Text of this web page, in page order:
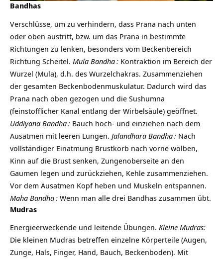
Bandhas
Verschlüsse, um zu verhindern, dass Prana nach unten
oder oben austritt, bzw. um das Prana in bestimmte
Richtungen zu lenken, besonders vom Beckenbereich
Richtung Scheitel. Mula Bandha: Kontraktion im Bereich der
Wurzel (Mula), d.h. des Wurzelchakras. Zusammenziehen
der gesamten Beckenbodenmuskulatur. Dadurch wird das
Prana nach oben gezogen und die Sushumna
(feinstofflicher Kanal entlang der Wirbelsäule) geöffnet.
Uddiyana Bandha: Bauch hoch- und einziehen nach dem
Ausatmen mit leeren Lungen. Jalandhara Bandha: Nach
vollständiger Einatmung Brustkorb nach vorne wölben,
Kinn auf die Brust senken, Zungenoberseite an den
Gaumen legen und zurückziehen, Kehle zusammenziehen.
Vor dem Ausatmen Kopf heben und Muskeln entspannen.
Maha Bandha: Wenn man alle drei Bandhas zusammen übt.
Mudras
Energieerweckende und leitende Übungen. Kleine Mudras:
Die kleinen Mudras betreffen einzelne Körperteile (Augen,
Zunge, Hals, Finger, Hand, Bauch, Beckenboden). Mit